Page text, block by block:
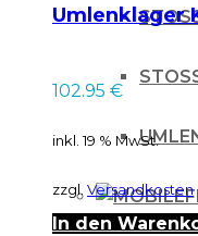
Umlenklager
102.95 €
inkl. 19 % MwSt.
zzgl. Versandkosten
In den